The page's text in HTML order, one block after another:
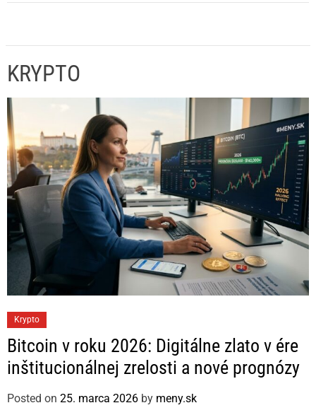
KRYPTO
a
t
e
o
Krypto
Bitcoin v roku 2026: Digitálne zlato v ére
inštitucionálnej zrelosti a nové prognózy
Posted on 25. marca 2026 by meny.sk